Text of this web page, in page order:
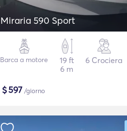
Miraria 590 Sport
Barca a motore
19 ft
6 m
6 Crociera
$597 /giorno